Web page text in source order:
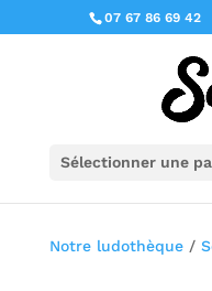
07 67 86 69 42
Sélectionner une
Notre ludothèque/